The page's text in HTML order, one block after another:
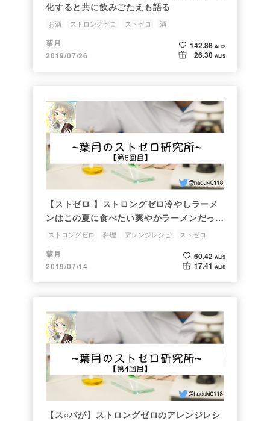
化すると共に飲みごたえも語る
お酒 ストロングゼロ ストゼロ
酒
葉月のストゼロ研究所
葉月
2019/07/26
142.88 ALIS
26.30 ALIS
【ストゼロ 】ストロングゼロ冷やしラーメ
ンはこの夏に食べたい爽やかラーメンだった
【アレンジレシピ】
ストロングゼロ 料理 アレンジレシピ
ストゼロ
葉月のストゼロ研究所
葉月
2019/07/14
60.42 ALIS
17.41 ALIS
【ス○バが】ストロングゼロのアレンジレシ